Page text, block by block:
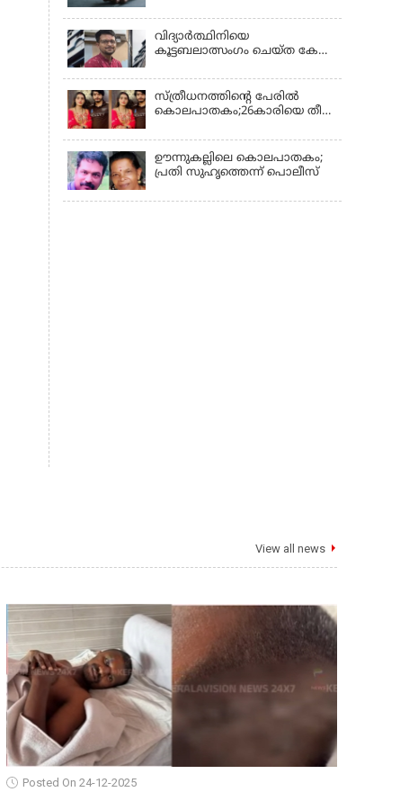
കസ്റ്റഡിയില്‍
വിദ്യാർത്ഥിനിയെ
കൂട്ടബലാത്സംഗം ചെയ്ത കേസ്;
സ്ത്രീധനത്തിന്റെ പേരില്‍
കൊലപാതകം;26കാരിയെ തീ
ഊന്നുകല്ലിലെ കൊലപാതകം;
പ്രതി സുഹൃത്തെന്ന് പൊലീസ്
View all news
Posted On 24-12-2025